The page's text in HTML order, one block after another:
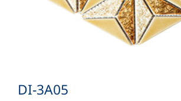
DI-3A05